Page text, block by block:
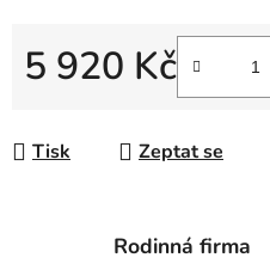
5 920 Kč
Tisk Zeptat se
Rodinná firma